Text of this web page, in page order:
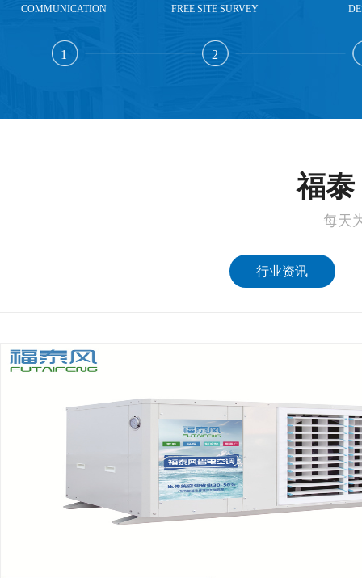
COMMUNICATION
1
FREE SITE SURVEY
2
福泰
每天
行业资讯